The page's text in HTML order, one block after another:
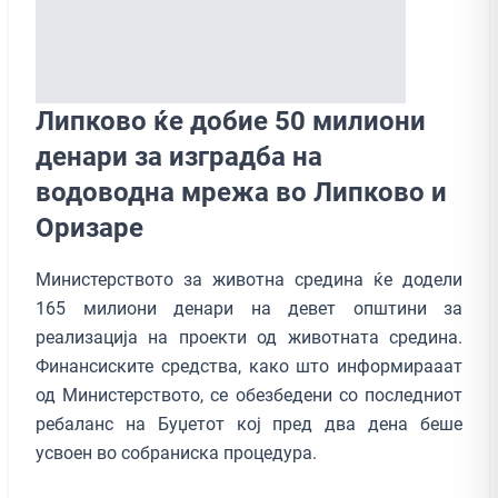
Липково ќе добие 50 милиони
денари за изградба на
водоводна мрежа во Липково и
Оризаре
Министерството за животна средина ќе додели
165 милиони денари на девет општини за
реализација на проекти од животната средина.
Финансиските средства, како што информирааат
од Министерството, се обезбедени со последниот
ребаланс на Буџетот кој пред два дена беше
усвоен во собраниска процедура.